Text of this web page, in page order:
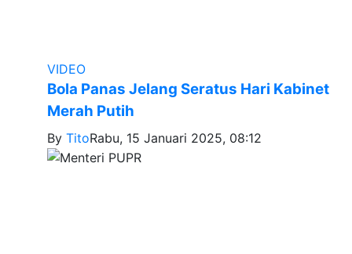
VIDEO
Bola Panas Jelang Seratus Hari Kabinet
Merah Putih
By TitoRabu, 15 Januari 2025, 08:12